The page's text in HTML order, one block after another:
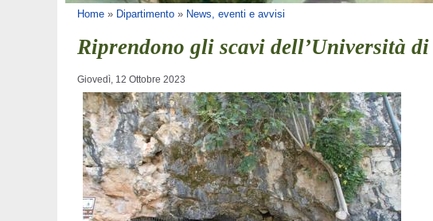
Tu sei qui
Home » Dipartimento » News, eventi e avvisi
Riprendono gli scavi dell’Università
Giovedì, 12 Ottobre 2023